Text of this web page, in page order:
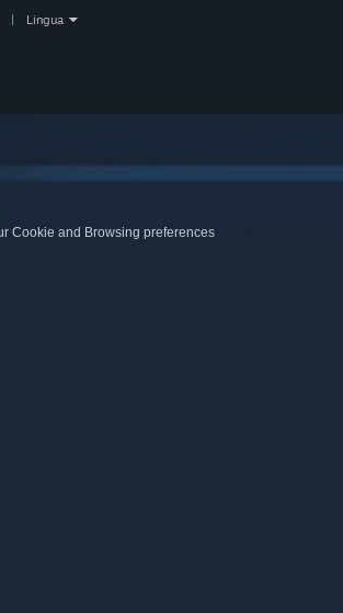
Lingua
Cookie and Browsing preferences